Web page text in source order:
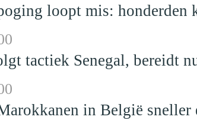
loopt mis: honderden
tactiek Senegal, bereidt
in België sneller